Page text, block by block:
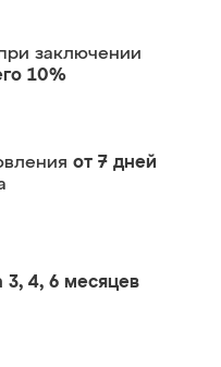
заключении
10%
от 7 дней
3, 4, 6 месяцев